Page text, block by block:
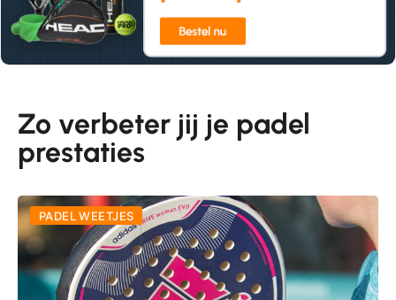
Zo verbeter jij je padel
prestaties
PADEL WEETJES